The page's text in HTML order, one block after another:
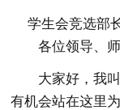
学生会竞选部长
各位领导、
大家好，我
有机会站在这里